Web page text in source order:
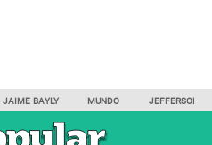
JAIME BAYLY MUNDO JEFFERSON